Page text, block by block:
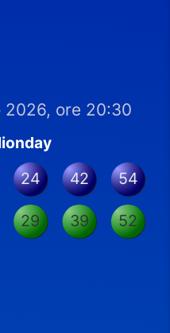
ore 20:30
24 42 54
29 39 52